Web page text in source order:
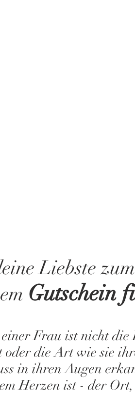
Liebste
Gutschein
Frau ist nicht
oder die Art wie sie
in ihren Augen
Herzen ist - der